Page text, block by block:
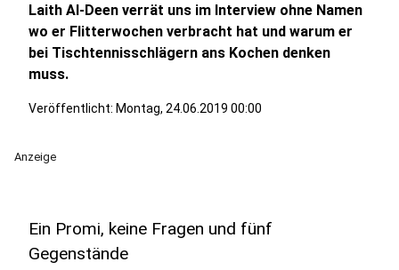
Laith Al-Deen verrät uns im Interview ohne Namen
wo er Flitterwochen verbracht hat und warum er
bei Tischtennisschlägern ans Kochen denken
muss.
Veröffentlicht: Montag, 24.06.2019 00:00
Anzeige
Ein Promi, keine Fragen und fünf
Gegenstände